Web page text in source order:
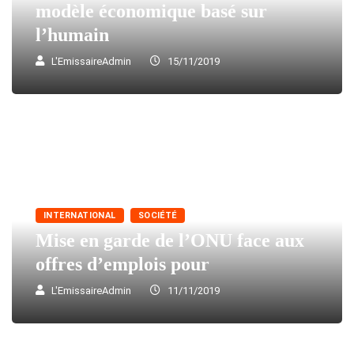
modèle économique basé sur
l’humain
L'EmissaireAdmin 15/11/2019
INTERNATIONAL SOCIÉTÉ
Mise en garde de l’ONU face aux
offres d’emplois pour
L'EmissaireAdmin 11/11/2019